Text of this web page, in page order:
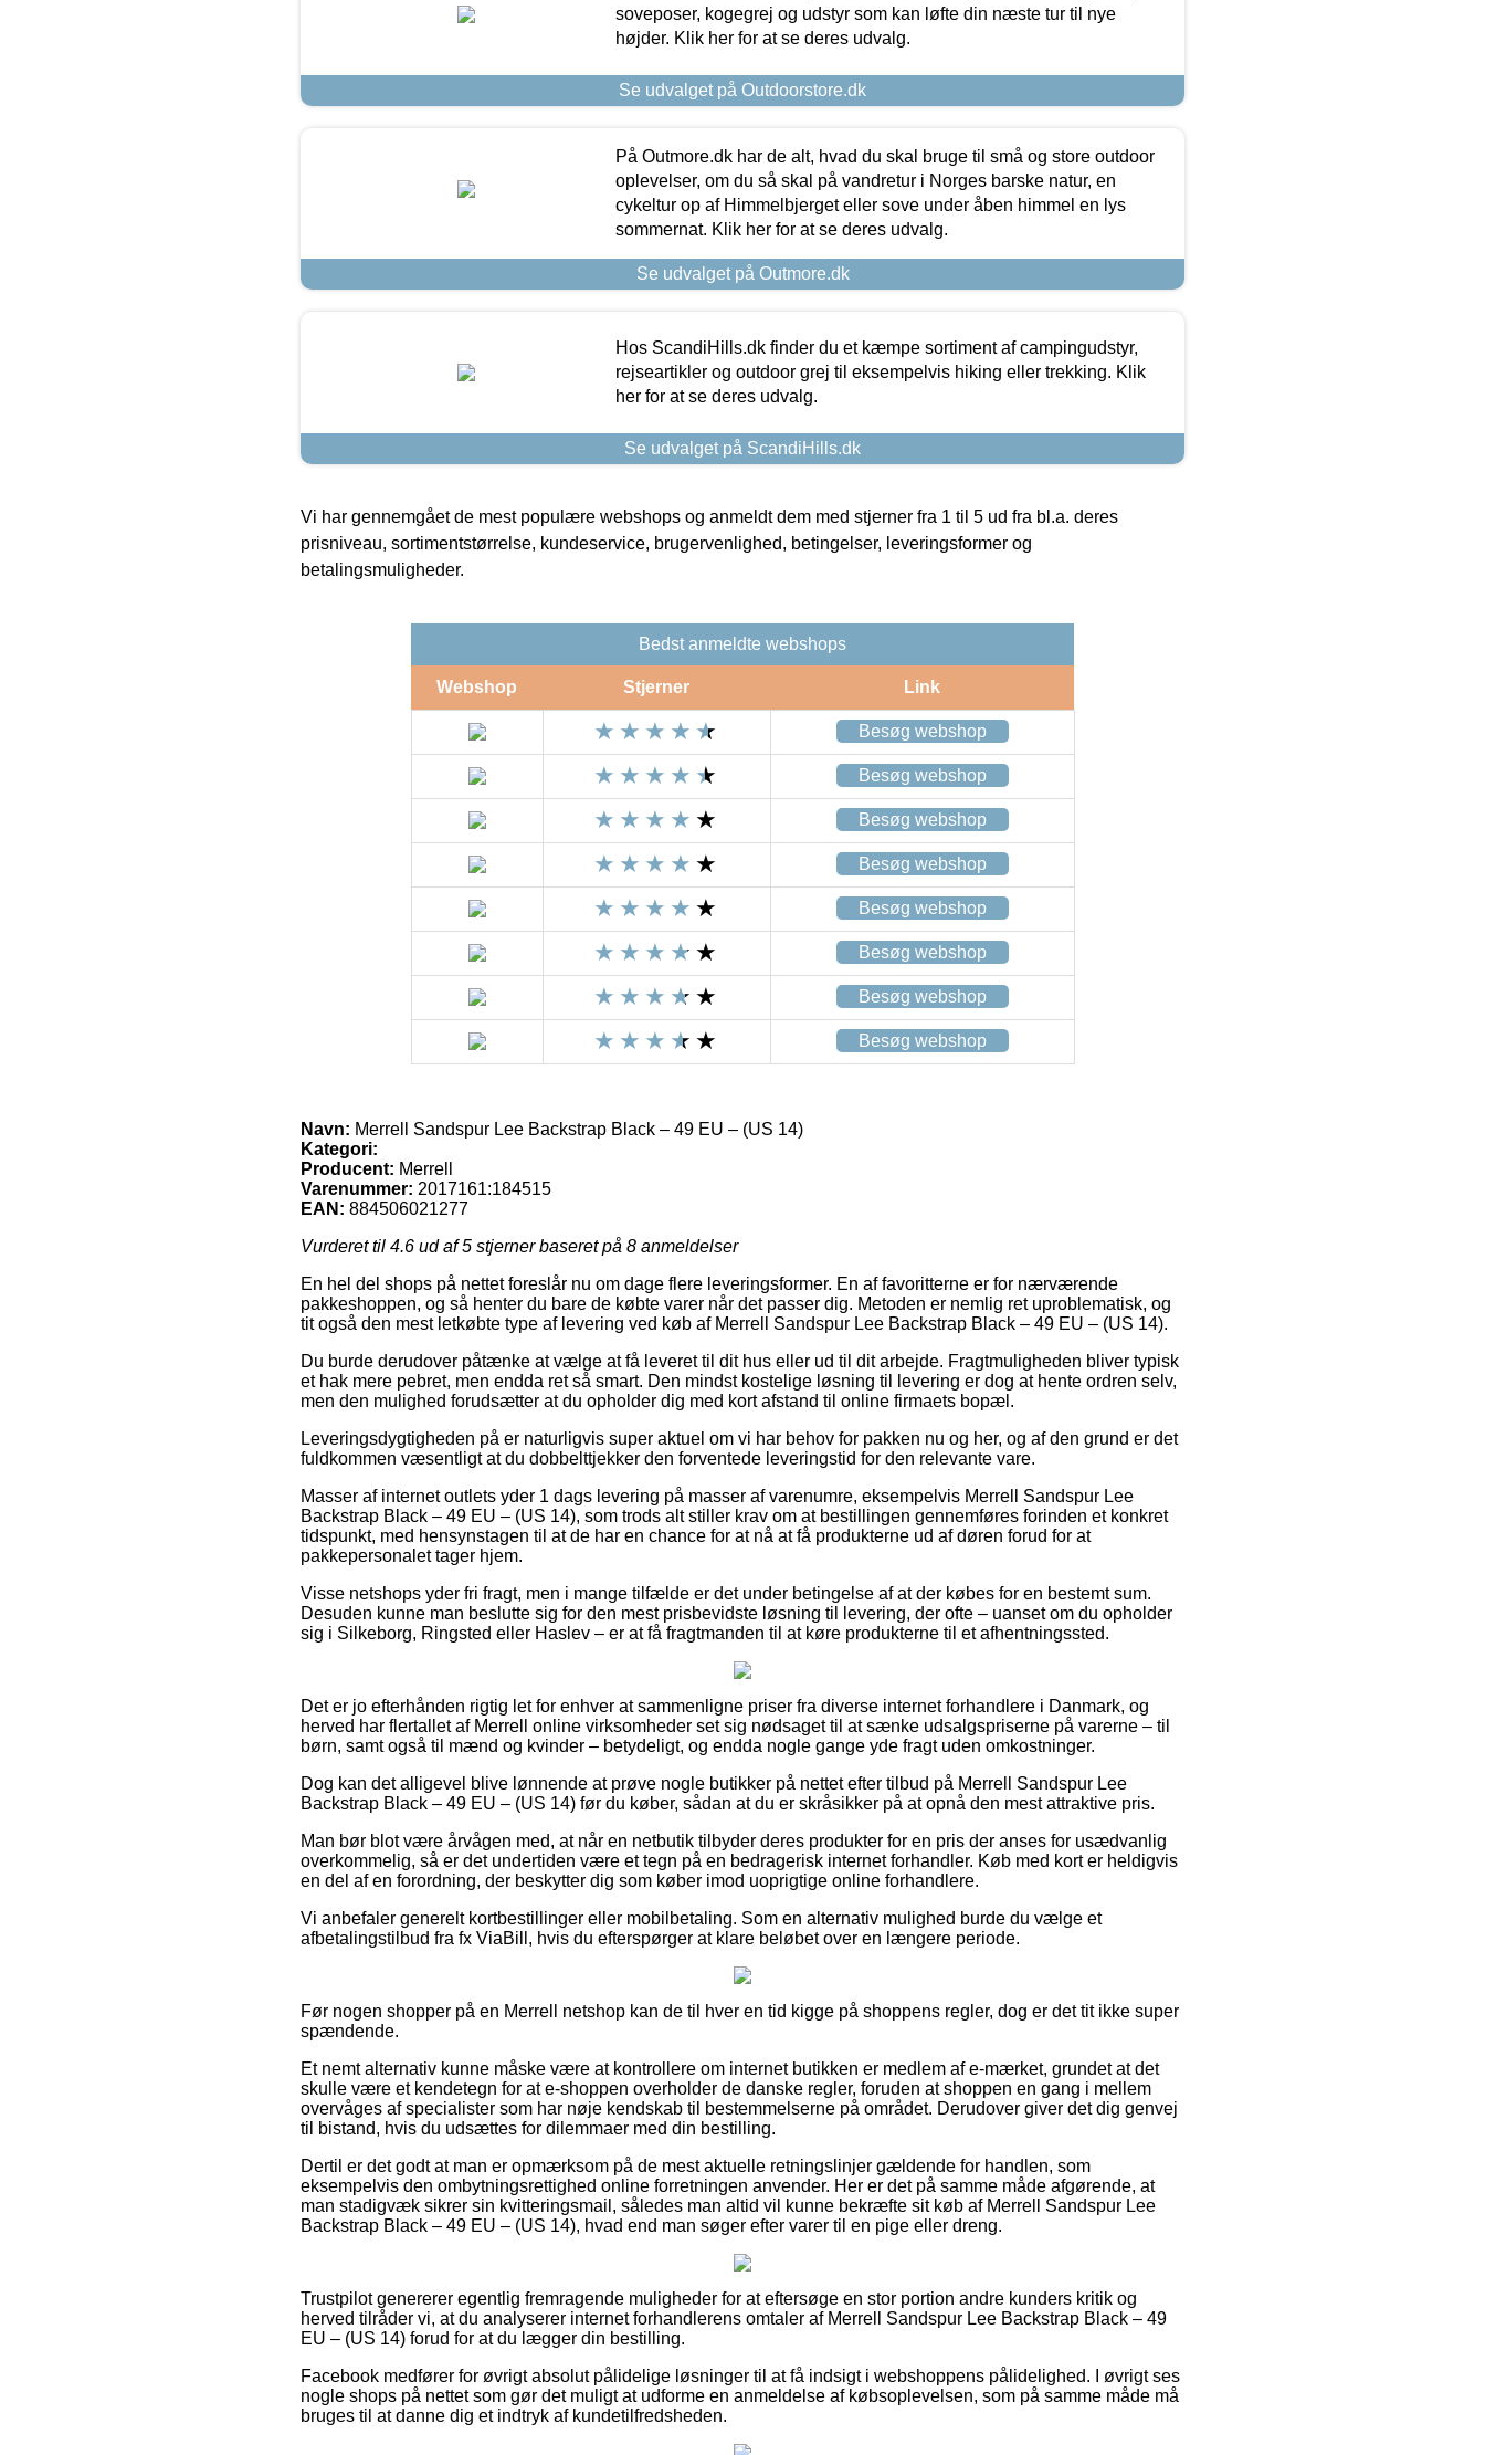
soveposer, kogegrej og udstyr som kan løfte din næste tur til nye
højder. Klik her for at se deres udvalg.
Se udvalget på Outdoorstore.dk
På Outmore.dk har de alt, hvad du skal bruge til små og store outdoor
oplevelser, om du så skal på vandretur i Norges barske natur, en
cykeltur op af Himmelbjerget eller sove under åben himmel en lys
sommernat. Klik her for at se deres udvalg.
Se udvalget på Outmore.dk
Hos ScandiHills.dk finder du et kæmpe sortiment af campingudstyr,
rejseartikler og outdoor grej til eksempelvis hiking eller trekking. Klik
her for at se deres udvalg.
Se udvalget på ScandiHills.dk
Vi har gennemgået de mest populære webshops og anmeldt dem med stjerner fra 1 til 5 ud fra bl.a. deres
prisniveau, sortimentstørrelse, kundeservice, brugervenlighed, betingelser, leveringsformer og
betalingsmuligheder.
Bedst anmeldte webshops
Webshop Stjerner Link
Besøg webshop
Besøg webshop
Besøg webshop
Besøg webshop
Besøg webshop
Besøg webshop
Besøg webshop
Besøg webshop
Navn: Merrell Sandspur Lee Backstrap Black – 49 EU – (US 14)
Kategori:
Producent: Merrell
Varenummer: 2017161:184515
EAN: 884506021277
Vurderet til 4.6 ud af 5 stjerner baseret på 8 anmeldelser
En hel del shops på nettet foreslår nu om dage flere leveringsformer. En af favoritterne er for nærværende
pakkeshoppen, og så henter du bare de købte varer når det passer dig. Metoden er nemlig ret uproblematisk, og
tit også den mest letkøbte type af levering ved køb af Merrell Sandspur Lee Backstrap Black – 49 EU – (US 14).
Du burde derudover påtænke at vælge at få leveret til dit hus eller ud til dit arbejde. Fragtmuligheden bliver typisk
et hak mere pebret, men endda ret så smart. Den mindst kostelige løsning til levering er dog at hente ordren selv,
men den mulighed forudsætter at du opholder dig med kort afstand til online firmaets bopæl.
Leveringsdygtigheden på er naturligvis super aktuel om vi har behov for pakken nu og her, og af den grund er det
fuldkommen væsentligt at du dobbelttjekker den forventede leveringstid for den relevante vare.
Masser af internet outlets yder 1 dags levering på masser af varenumre, eksempelvis Merrell Sandspur Lee
Backstrap Black – 49 EU – (US 14), som trods alt stiller krav om at bestillingen gennemføres forinden et konkret
tidspunkt, med hensynstagen til at de har en chance for at nå at få produkterne ud af døren forud for at
pakkepersonalet tager hjem.
Visse netshops yder fri fragt, men i mange tilfælde er det under betingelse af at der købes for en bestemt sum.
Desuden kunne man beslutte sig for den mest prisbevidste løsning til levering, der ofte – uanset om du opholder
sig i Silkeborg, Ringsted eller Haslev – er at få fragtmanden til at køre produkterne til et afhentningssted.
Det er jo efterhånden rigtig let for enhver at sammenligne priser fra diverse internet forhandlere i Danmark, og
herved har flertallet af Merrell online virksomheder set sig nødsaget til at sænke udsalgspriserne på varerne – til
børn, samt også til mænd og kvinder – betydeligt, og endda nogle gange yde fragt uden omkostninger.
Dog kan det alligevel blive lønnende at prøve nogle butikker på nettet efter tilbud på Merrell Sandspur Lee
Backstrap Black – 49 EU – (US 14) før du køber, sådan at du er skråsikker på at opnå den mest attraktive pris.
Man bør blot være årvågen med, at når en netbutik tilbyder deres produkter for en pris der anses for usædvanlig
overkommelig, så er det undertiden være et tegn på en bedragerisk internet forhandler. Køb med kort er heldigvis
en del af en forordning, der beskytter dig som køber imod uoprigtige online forhandlere.
Vi anbefaler generelt kortbestillinger eller mobilbetaling. Som en alternativ mulighed burde du vælge et
afbetalingstilbud fra fx ViaBill, hvis du efterspørger at klare beløbet over en længere periode.
Før nogen shopper på en Merrell netshop kan de til hver en tid kigge på shoppens regler, dog er det tit ikke super
spændende.
Et nemt alternativ kunne måske være at kontrollere om internet butikken er medlem af e-mærket, grundet at det
skulle være et kendetegn for at e-shoppen overholder de danske regler, foruden at shoppen en gang i mellem
overvåges af specialister som har nøje kendskab til bestemmelserne på området. Derudover giver det dig genvej
til bistand, hvis du udsættes for dilemmaer med din bestilling.
Dertil er det godt at man er opmærksom på de mest aktuelle retningslinjer gældende for handlen, som
eksempelvis den ombytningsrettighed online forretningen anvender. Her er det på samme måde afgørende, at
man stadigvæk sikrer sin kvitteringsmail, således man altid vil kunne bekræfte sit køb af Merrell Sandspur Lee
Backstrap Black – 49 EU – (US 14), hvad end man søger efter varer til en pige eller dreng.
Trustpilot genererer egentlig fremragende muligheder for at eftersøge en stor portion andre kunders kritik og
herved tilråder vi, at du analyserer internet forhandlerens omtaler af Merrell Sandspur Lee Backstrap Black – 49
EU – (US 14) forud for at du lægger din bestilling.
Facebook medfører for øvrigt absolut pålidelige løsninger til at få indsigt i webshoppens pålidelighed. I øvrigt ses
nogle shops på nettet som gør det muligt at udforme en anmeldelse af købsoplevelsen, som på samme måde må
bruges til at danne dig et indtryk af kundetilfredsheden.